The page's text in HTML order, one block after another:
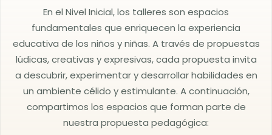
En el Nivel Inicial, los talleres son espacios
fundamentales que enriquecen la experiencia
educativa de los niños y niñas. A través de propuestas
lúdicas, creativas y expresivas, cada propuesta invita
a descubrir, experimentar y desarrollar habilidades en
un ambiente célido y estimulante. A continuación,
compartimos los espacios que forman parte de
nuestra propuesta pedagógica: